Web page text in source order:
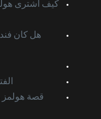
كيف اشترى
هل كان
قصة هولمز